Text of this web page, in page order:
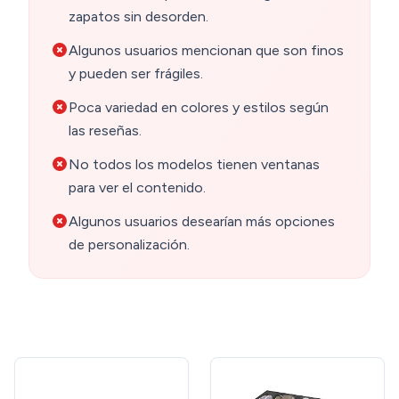
zapatos sin desorden.
Algunos usuarios mencionan que son finos
y pueden ser frágiles.
Poca variedad en colores y estilos según
las reseñas.
No todos los modelos tienen ventanas
para ver el contenido.
Algunos usuarios desearían más opciones
de personalización.